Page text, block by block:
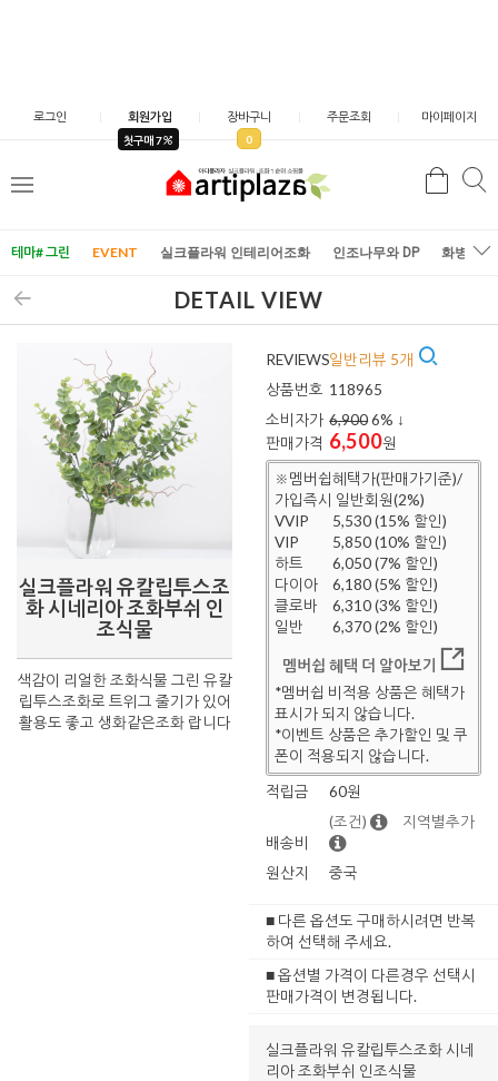
로그인 회원가입
첫구매 7
장바구니
0
주문조회 마이페이지
메
검
테마# 그린 EVENT 실크플라워 인테리어조화 인조나무와 DP 화병/화
DETAIL VIEW
실크플라워 유칼립투스조
화 시네리아 조화부쉬 인
조식물
색감이 리얼한 조화식물 그린 유칼
립투스조화로 트위그 줄기가 있어
활용도 좋고 생화같은조화 랍니다
REVIEWS일반리뷰 5개
상품번호 118965
소비자가 6,9006% ↓
판매가격 6,500원
※멤버쉽혜택가(판매가기준)/
가입즉시 일반회원(2%)
VVIP
5,530 (15% 할인)
VIP
5,850 (10% 할인)
하트
6,050 (7% 할인)
다이아
6,180 (5% 할인)
클로바
6,310 (3% 할인)
일반
6,370 (2% 할인)
멤버쉽 혜택 더 알아보기
*멤버쉽 비적용 상품은 혜택가
표시가 되지 않습니다.
*이벤트 상품은 추가할인 및 쿠
폰이 적용되지 않습니다.
적립금
60원
배송비
(조건) 지역별추가
원산지 중국
■ 다른 옵션도 구매하시려면 반복
하여 선택해 주세요.
■ 옵션별 가격이 다른경우 선택시
판매가격이 변경됩니다.
실크플라워 유칼립투스조화 시네
리아 조화부쉬 인조식물